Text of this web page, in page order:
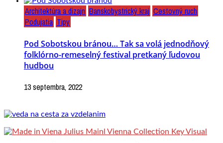
Architektúra a dizajn Banskobystrický kraj Cestovný ruch
Podujatia Tipy
Pod Sobotskou bránou… Tak sa volá jednodňový
folklórno-remeselný festival pretkaný ľudovou
hudbou
13 septembra, 2022